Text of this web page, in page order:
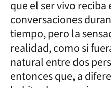
que el ser vivo reciba
conversaciones
tiempo, pero la
realidad, como si
natural entre dos
entonces que, a